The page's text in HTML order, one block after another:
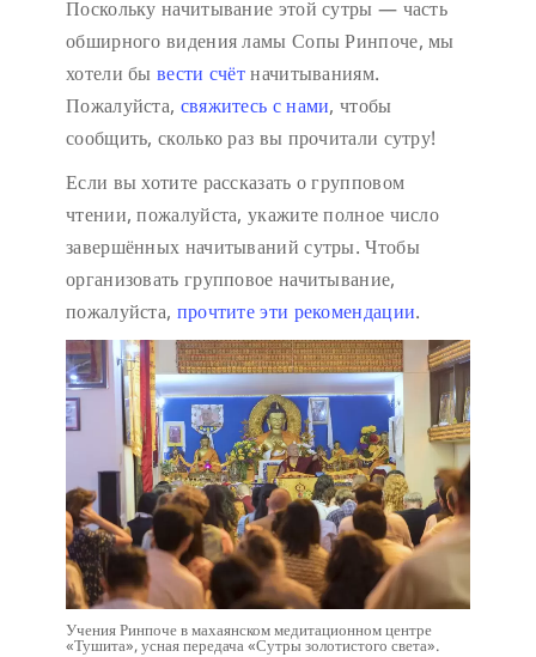
Поскольку начитывание этой сутры — часть
обширного видения ламы Сопы Ринпоче, мы
хотели бы вести счётначитываниям.
Пожалуйста, свяжитесь с нами, чтобы
сообщить, сколько раз вы прочитали сутру!
Если вы хотите рассказать о групповом
чтении, пожалуйста, укажите полное число
завершённых начитываний сутры. Чтобы
организовать групповое начитывание,
пожалуйста, прочтите эти рекомендации.
Учения Ринпоче в махаянском медитационном центре
«Тушита», усная передача «Сутры золотистого света».